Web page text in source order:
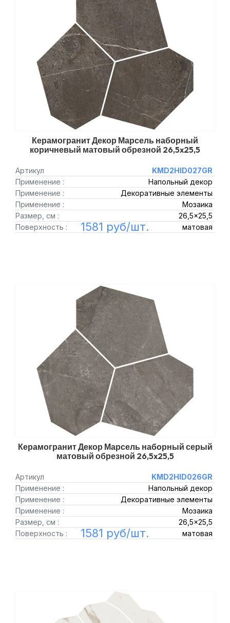
Керамогранит Декор Марсель наборный
коричневый матовый обрезной 26,5x25,5
Артикул
KMD2HID027GR
Применение :
Напольный декор
Применение :
Декоративные элементы
Применение :
Мозаика
Размер, см :
26,5x25,5
Поверхность :
матовая
1581 руб/шт.
Керамогранит Декор Марсель наборный серый
матовый обрезной 26,5x25,5
Артикул
KMD2HID026GR
Применение :
Напольный декор
Применение :
Декоративные элементы
Применение :
Мозаика
Размер, см :
26,5x25,5
Поверхность :
матовая
1581 руб/шт.